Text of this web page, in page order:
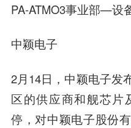
PA-ATMO3事业部—设
中颖电子
2月14日，中颖电子发
区的供应商和舰芯片
停，对中颖电子股份